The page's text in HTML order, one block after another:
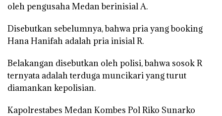
oleh pengusaha Medan berinisial A.
Disebutkan sebelumnya, bahwa pria yang booking
Hana Hanifah adalah pria inisial R.
Belakangan disebutkan oleh polisi, bahwa sosok R
ternyata adalah terduga muncikari yang turut
diamankan kepolisian.
Kapolrestabes Medan Kombes Pol Riko Sunarko